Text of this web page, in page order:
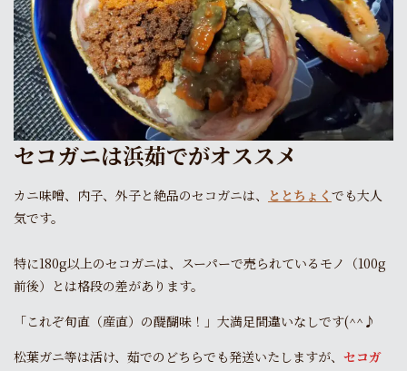
セコガニは浜茹でがオススメ
カニ味噌、内子、外子と絶品のセコガニは、 ととちょく でも大人
気です。
特に180g以上のセコガニは、スーパーで売られているモノ（100g
前後）とは格段の差があります。
「これぞ旬直（産直）の醍醐味！」大満足間違いなしです(^^♪
松葉ガニ等は活け、茹でのどちらでも発送いたしますが、 セコガ